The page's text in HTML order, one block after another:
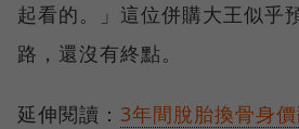
起看的。」這位併購大王似乎
路，還沒有終點。
延伸閱讀： 3年間脫胎換骨身